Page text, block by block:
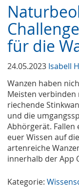
für die
24.05.2023 Isabell
Wanzen haben
Meisten
riechende
und die
Abhörgerät. Fallen
euer Wissen auf
artenreiche
innerhalb der App
Kategorie: